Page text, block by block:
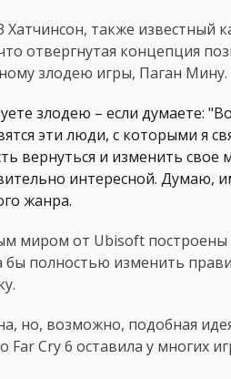
также известный
отвергнутая концепция
злодею игры, Паган Мину.
злодею – если думаете:
эти люди, с которыми я
вернуться и изменить свое
интересной. Думаю,
жанра.
миром от Ubisoft построены
бы полностью изменить
но, возможно, подобная
Far Cry 6 оставила у многих